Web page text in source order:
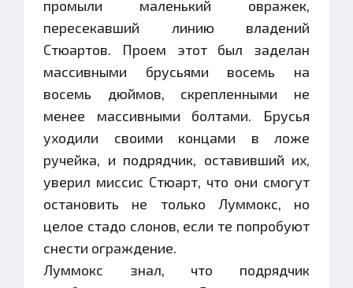
промыли маленький овражек,
пересекавший линию владений
Стюартов. Проем этот был заделан
массивными брусьями восемь на
восемь дюймов, скрепленными не
менее массивными болтами. Брусья
уходили своими концами в ложе
ручейка, и подрядчик, оставивший их,
уверил миссис Стюарт, что они смогут
остановить не только Луммокс, но
целое стадо слонов, если те попробуют
снести ограждение.
Луммокс знал, что подрядчик